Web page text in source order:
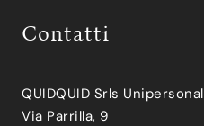
Contatti
QUIDQUID Srls
Via Parrilla, 9